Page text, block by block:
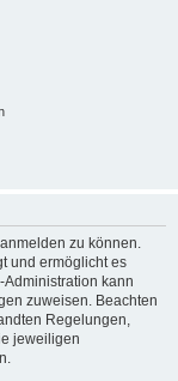
zu können.
und ermöglicht es
kann
zuweisen. Beachten
Regelungen,
jeweiligen